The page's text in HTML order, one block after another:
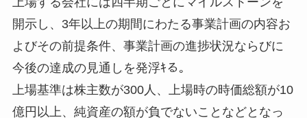
開示し、3年以上の期間にわたる事業計画の内容お
よびその前提条件、事業計画の進捗状況ならびに
今後の達成の見通しを発浮ｷる。
上場基準は株主数が300人、上場時の時価総額が10
億円以上、純資産の額が負でないことなどとなっ